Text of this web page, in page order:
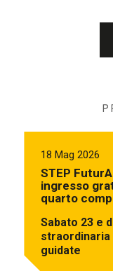
18 Mag 2026
STEP
ingresso
quarto
Sabato 23 e
straordinaria
guidate